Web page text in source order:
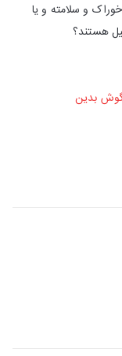
و سلامته و یا
هستند؟
گوش بدین